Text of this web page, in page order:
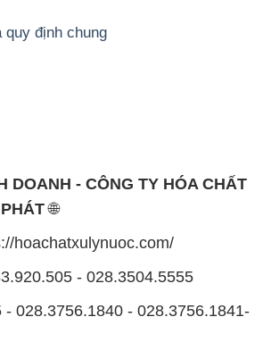
DOANH - CÔNG TY HÓA CHẤT
028.3756.1840 - 028.3756.1841-